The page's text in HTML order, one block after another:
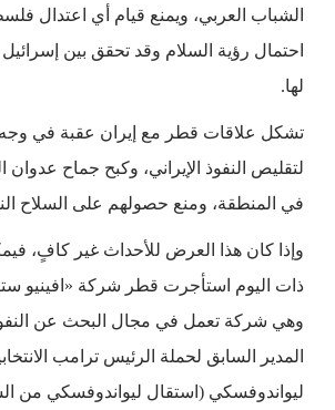
الشباب العربي، ويمنع قيام أي اعتدال
احتمال رؤية السلام وقد تحقق بين
لها.
تشكل علاقات قطر مع إيران عقبة في وجه
لتقليص النفوذ الإيراني، وكبح جماح عدوان
في المنطقة، ومنع حصولهم على السلاح
وإذا كان هذا العرض للأحداث غير كافٍ،
ذات اليوم استأجرت قطر شركة «افينيو
وهي شركة تعمل في مجال البحث عن
المدير السابق لحملة الرئيس ترامب
ليواندوفسكي (استقال ليواندوفسكي من